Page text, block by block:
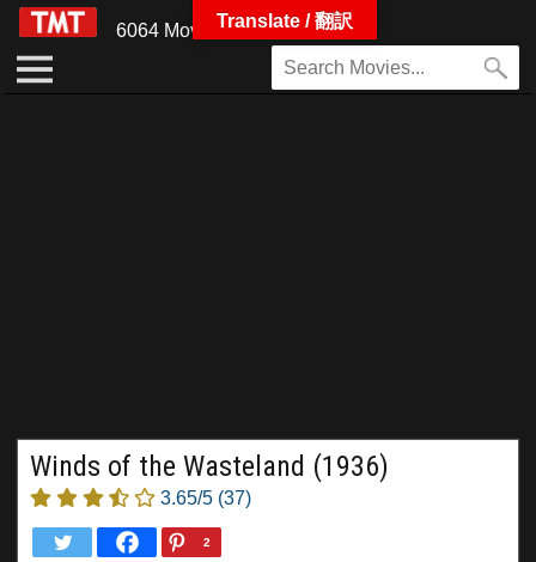
6064 Movies
Winds of the Wasteland (1936)
3.65/5 (37)
2
Translate / 翻訳